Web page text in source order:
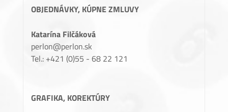
OBJEDNÁVKY, KÚPNE ZMLUVY
Katarína Filčáková
perlon@perlon.sk
Tel.: +421 (0)55 - 68 22 121
GRAFIKA, KOREKTÚRY